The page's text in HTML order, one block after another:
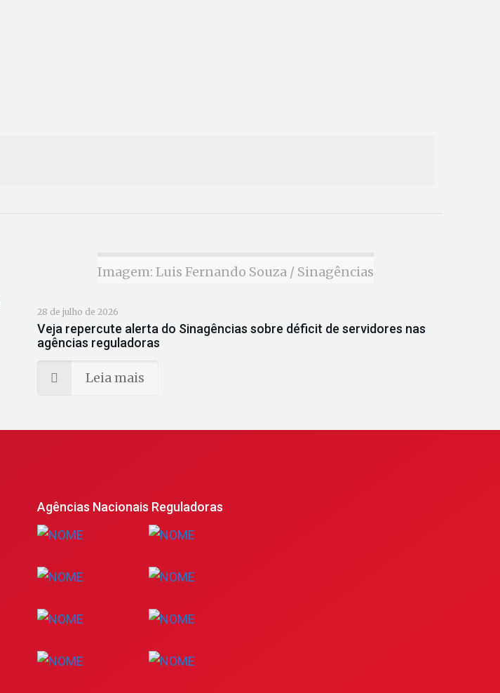
Imagem: Luis Fernando Souza / Sinagências
28 de julho de 2026
Veja repercute alerta do Sinagências sobre déficit de servidores nas
agências reguladoras
Leia mais
Agências Nacionais Reguladoras